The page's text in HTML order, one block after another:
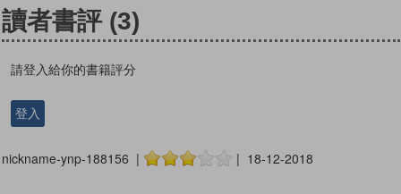
讀者書評 (3)
請登入給你的書籍評分
登入
nickname-ynp-188156 | | 18-12-2018